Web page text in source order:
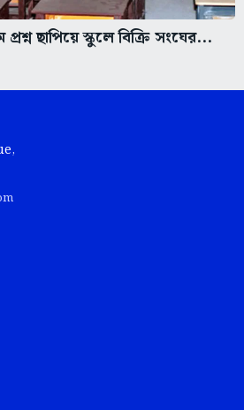
প্রশ্ন ছাপিয়ে স্কুলে বিক্রি সংঘের...